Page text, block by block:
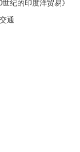
纪的印度洋贸易》
通